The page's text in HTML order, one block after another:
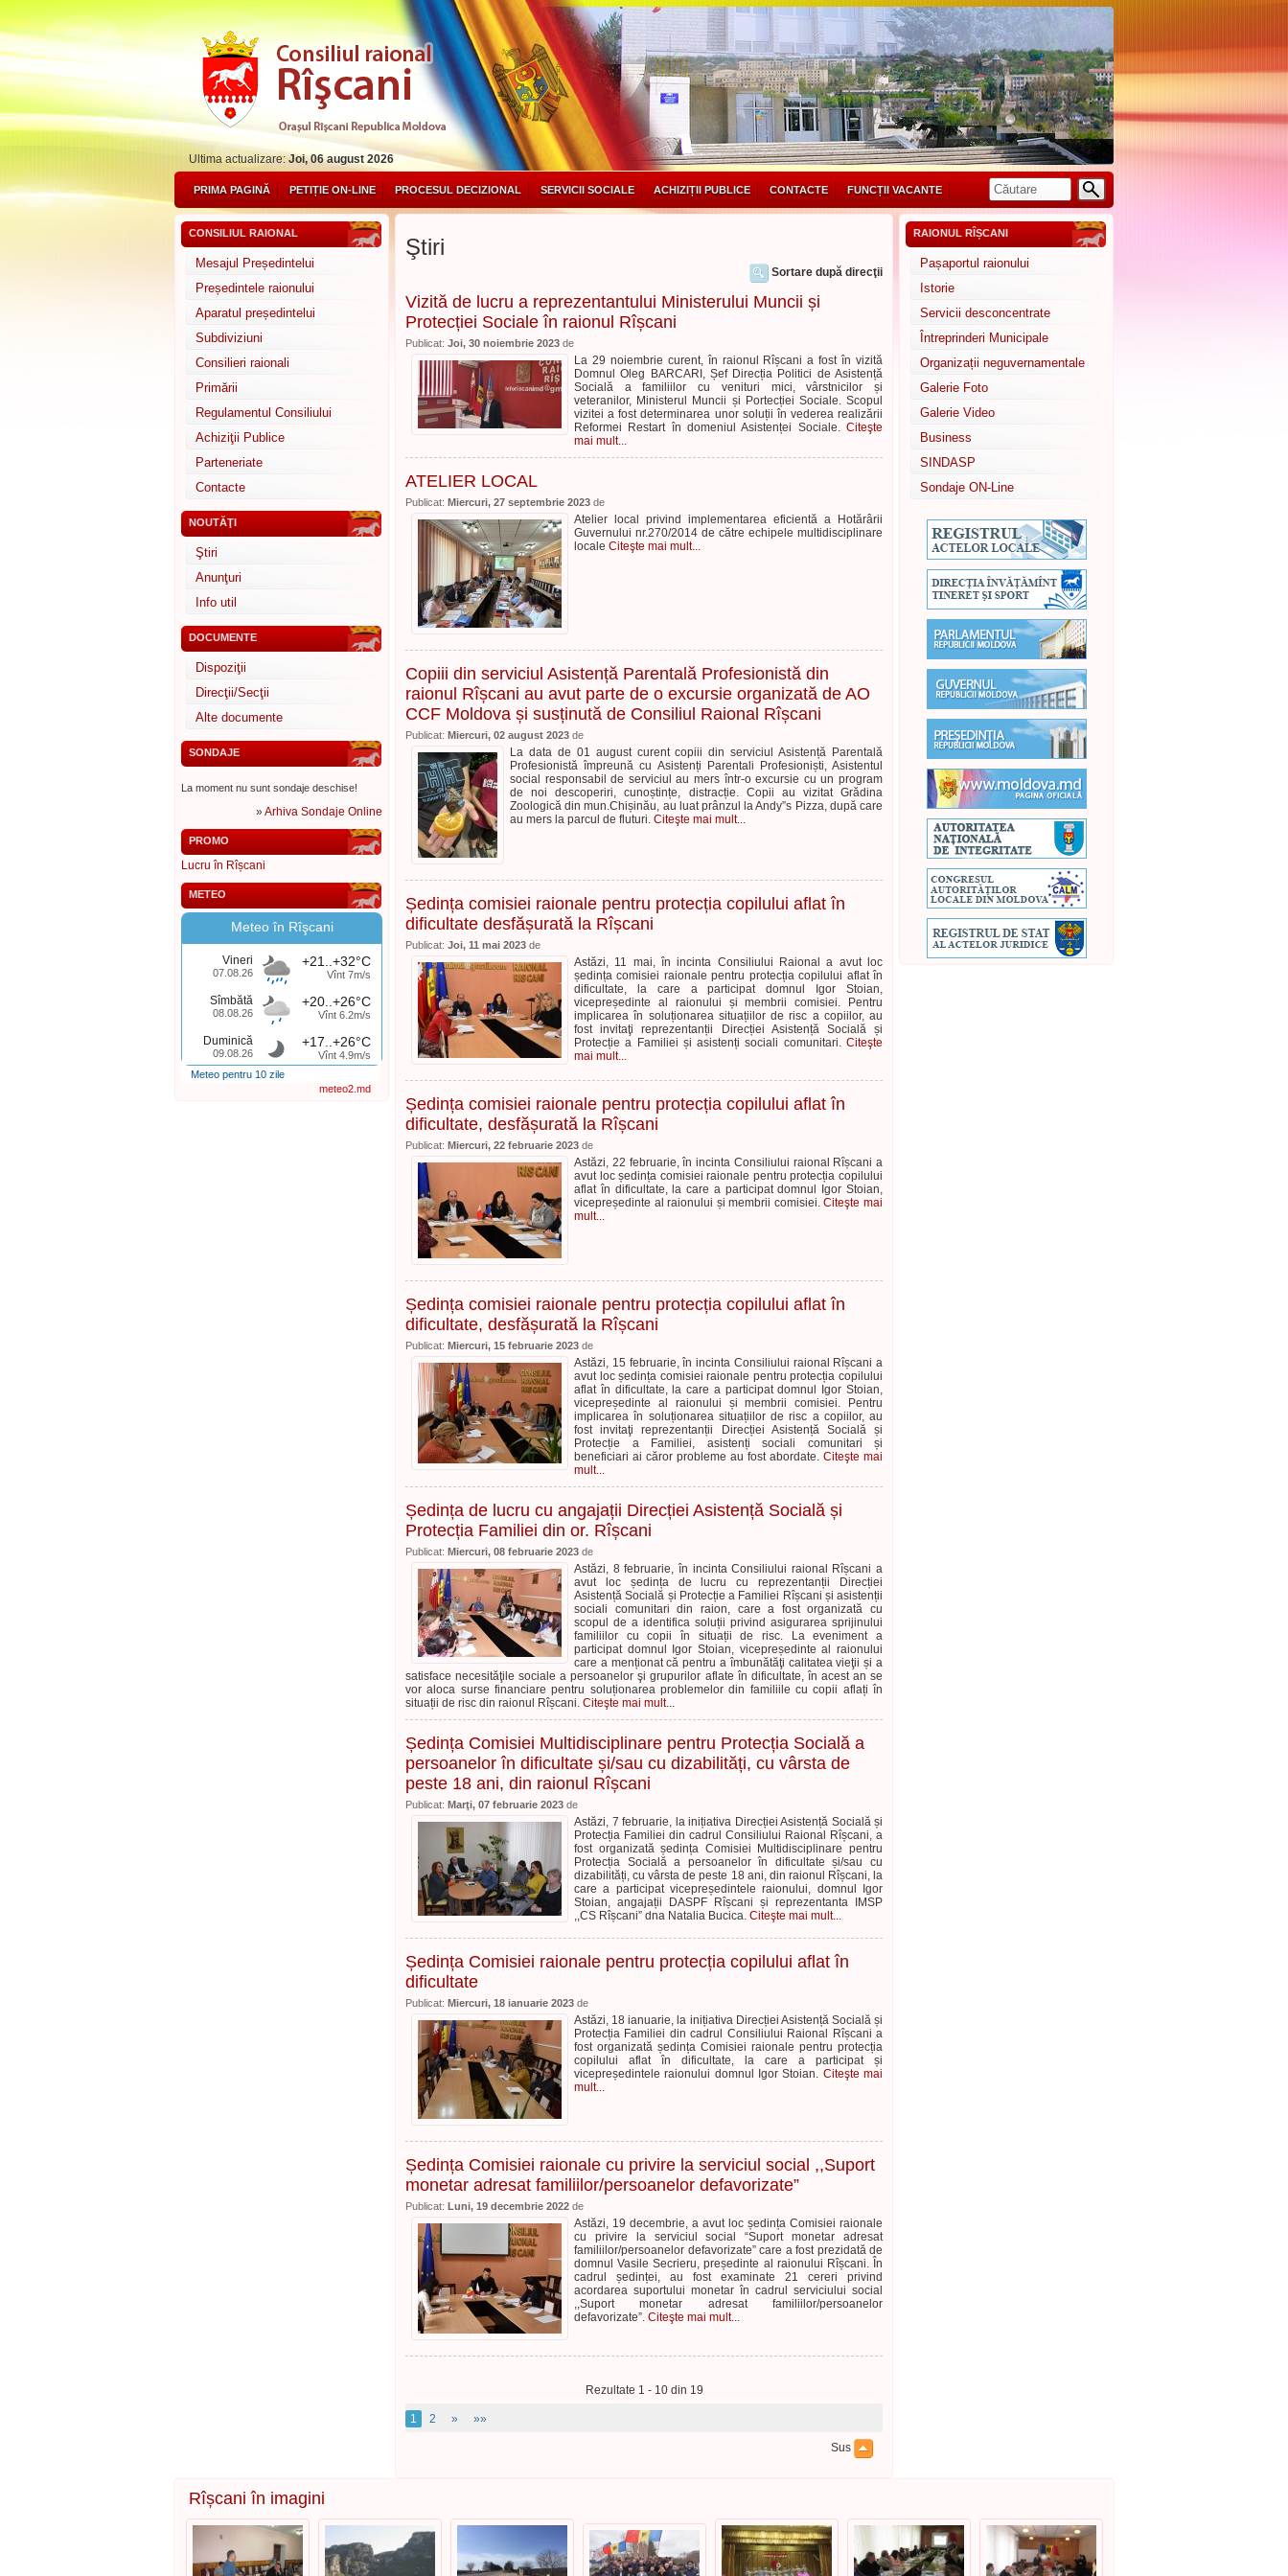
Ultima actualizare:Joi, 06 august 2026
PRIMA PAGINĂ PETIȚIE ON-LINE PROCESUL DECIZIONAL SERVICII SOCIALE ACHIZIȚII PUBLICE CONTACTE FUNCȚII VACANTE
CONSILIUL RAIONAL
Mesajul Președintelui
Președintele raionului
Aparatul președintelui
Subdiviziuni
Consilieri raionali
Primării
Regulamentul Consiliului
Achiziţii Publice
Parteneriate
Contacte
NOUTĂŢI
Ştiri
Anunţuri
Info util
DOCUMENTE
Dispoziţii
Direcţii/Secţii
Alte documente
SONDAJE
La moment nu sunt sondaje deschise!
»Arhiva Sondaje Online
PROMO
Lucru în Rîșcani
METEO
Meteo în Rîşcani
Vineri
07.08.26
+21..+32°C
Vînt 7m/s
Sîmbătă
08.08.26
+20..+26°C
Vînt 6.2m/s
Duminică
09.08.26
+17..+26°C
Vînt 4.9m/s
Meteo pentru 10 zile
meteo2.md
Ştiri
Sortare după direcţii
Vizită de lucru a reprezentantului Ministerului Muncii și
Protecției Sociale în raionul Rîșcani
Publicat: Joi, 30 noiembrie 2023 de
La 29 noiembrie curent, în raionul Rîșcani a fost în vizită
Domnul Oleg BARCARI, Șef Direcția Politici de Asistență
Socială a familiilor cu venituri mici, vârstnicilor și
veteranilor, Ministerul Muncii și Portecției Sociale. Scopul
vizitei a fost determinarea unor soluții în vederea realizării
Reformei Restart în domeniul Asistenței Sociale. Citeşte
mai mult...
ATELIER LOCAL
Publicat: Miercuri, 27 septembrie 2023 de
Atelier local privind implementarea eficientă a Hotărârii
Guvernului nr.270/2014 de către echipele multidisciplinare
locale Citeşte mai mult...
Copiii din serviciul Asistență Parentală Profesionistă din
raionul Rîșcani au avut parte de o excursie organizată de AO
CCF Moldova și susținută de Consiliul Raional Rîșcani
Publicat: Miercuri, 02 august 2023 de
La data de 01 august curent copiii din serviciul Asistență Parentală
Profesionistă împreună cu Asistenți Parentali Profesioniști, Asistentul
social responsabil de serviciul au mers într-o excursie cu un program
de noi descoperiri, cunoștințe, distracție. Copii au vizitat Grădina
Zoologică din mun.Chișinău, au luat prânzul la Andy”s Pizza, după care
au mers la parcul de fluturi. Citeşte mai mult...
Ședința comisiei raionale pentru protecția copilului aflat în
dificultate desfășurată la Rîșcani
Publicat: Joi, 11 mai 2023 de
Astăzi, 11 mai, în incinta Consiliului Raional a avut loc
ședința comisiei raionale pentru protecția copilului aflat în
dificultate, la care a participat domnul Igor Stoian,
vicepreședinte al raionului și membrii comisiei. Pentru
implicarea în soluționarea situațiilor de risc a copiilor, au
fost invitaţi reprezentanții Direcției Asistență Socială și
Protecție a Familiei și asistenți sociali comunitari. Citeşte
mai mult...
Ședința comisiei raionale pentru protecția copilului aflat în
dificultate, desfășurată la Rîșcani
Publicat: Miercuri, 22 februarie 2023 de
Astăzi, 22 februarie, în incinta Consiliului raional Rîșcani a
avut loc ședința comisiei raionale pentru protecția copilului
aflat în dificultate, la care a participat domnul Igor Stoian,
vicepreședinte al raionului și membrii comisiei.Citeşte mai
mult...
Ședința comisiei raionale pentru protecția copilului aflat în
dificultate, desfășurată la Rîșcani
Publicat: Miercuri, 15 februarie 2023 de
Astăzi, 15 februarie, în incinta Consiliului raional Rîșcani a
avut loc ședința comisiei raionale pentru protecția copilului
aflat în dificultate, la care a participat domnul Igor Stoian,
vicepreședinte al raionului și membrii comisiei. Pentru
implicarea în soluționarea situațiilor de risc a copiilor, au
fost invitaţi reprezentanții Direcției Asistență Socială și
Protecție a Familiei, asistenți sociali comunitari și
beneficiari ai căror probleme au fost abordate. Citeşte mai
mult...
Ședința de lucru cu angajații Direcției Asistență Socială și
Protecția Familiei din or. Rîșcani
Publicat: Miercuri, 08 februarie 2023 de
Astăzi, 8 februarie, în incinta Consiliului raional Rîșcani a
avut loc ședința de lucru cu reprezentanții Direcției
Asistență Socială și Protecție a Familiei Rîșcani și asistenții
sociali comunitari din raion, care a fost organizată cu
scopul de a identifica soluții privind asigurarea sprijinului
familiilor cu copii în situații de risc. La eveniment a
participat domnul Igor Stoian, vicepreședinte al raionului
care a menționat că pentru a îmbunătăţi calitatea vieţii și a
satisface necesităţile sociale a persoanelor şi grupurilor aflate în dificultate, în acest an se
vor aloca surse financiare pentru soluționarea problemelor din familiile cu copii aflați în
situații de risc din raionul Rîșcani. Citeşte mai mult...
Ședința Comisiei Multidisciplinare pentru Protecția Socială a
persoanelor în dificultate și/sau cu dizabilități, cu vârsta de
peste 18 ani, din raionul Rîșcani
Publicat: Marţi, 07 februarie 2023 de
Astăzi, 7 februarie, la inițiativa Direcției Asistență Socială și
Protecția Familiei din cadrul Consiliului Raional Rîșcani, a
fost organizată ședința Comisiei Multidisciplinare pentru
Protecția Socială a persoanelor în dificultate și/sau cu
dizabilități, cu vârsta de peste 18 ani, din raionul Rîșcani, la
care a participat vicepreședintele raionului, domnul Igor
Stoian, angajații DASPF Rîșcani și reprezentanta IMSP
,,CS Rîșcani” dna Natalia Bucica. Citeşte mai mult...
Ședința Comisiei raionale pentru protecția copilului aflat în
dificultate
Publicat: Miercuri, 18 ianuarie 2023 de
Astăzi, 18 ianuarie, la inițiativa Direcției Asistență Socială și
Protecția Familiei din cadrul Consiliului Raional Rîșcani a
fost organizată ședința Comisiei raionale pentru protecția
copilului aflat în dificultate, la care a participat și
vicepreședintele raionului domnul Igor Stoian. Citeşte mai
mult...
Ședința Comisiei raionale cu privire la serviciul social ,,Suport
monetar adresat familiilor/persoanelor defavorizate”
Publicat: Luni, 19 decembrie 2022 de
Astăzi, 19 decembrie, a avut loc ședința Comisiei raionale
cu privire la serviciul social “Suport monetar adresat
familiilor/persoanelor defavorizate” care a fost prezidată de
domnul Vasile Secrieru, președinte al raionului Rîșcani. În
cadrul ședinței, au fost examinate 21 cereri privind
acordarea suportului monetar în cadrul serviciului social
,,Suport monetar adresat familiilor/persoanelor
defavorizate”. Citeşte mai mult...
Rezultate 1 - 10 din 19
1 2 » »»
Sus
RAIONUL RÎȘCANI
Pașaportul raionului
Istorie
Servicii desconcentrate
Întreprinderi Municipale
Organizații neguvernamentale
Galerie Foto
Galerie Video
Business
SINDASP
Sondaje ON-Line
Rîșcani în imagini